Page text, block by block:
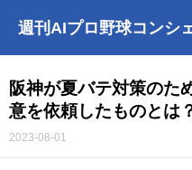
週刊AIプロ野球コンシ
阪神が夏バテ対策のた
意を依頼したものとは
2023-08-01